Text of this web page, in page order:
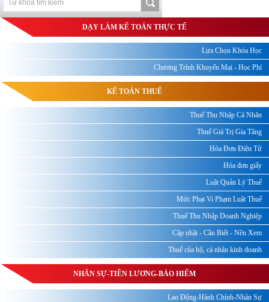
DẠY LÀM KẾ TOÁN THỰC TẾ
Lựa Chọn Khóa Học
Chương Trình Khuyến Mại - Học Phí
KẾ TOÁN THUẾ
Thuế Thu Nhập Cá Nhân
Thuế Giá Trị Gia Tăng
Hóa Đơn Điện Tử
Hóa đơn giấy
Luật Quản Lý Thuế
Mức Phạt Vi Phạm Luật Thuế
Thuế Thu Nhập Doanh Nghiệp
Cập nhật - Cần Biết - Nên Xem
Thuế của hộ, cá nhân kinh doanh
NHÂN SỰ-TIỀN LƯƠNG-BẢO HIỂM
Lao Động-Hành Chính-Nhân Sự